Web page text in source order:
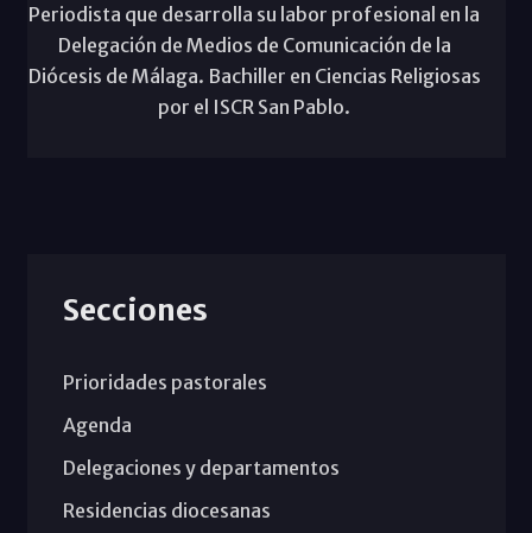
Periodista que desarrolla su labor profesional en la
Delegación de Medios de Comunicación de la
Diócesis de Málaga. Bachiller en Ciencias Religiosas
por el ISCR San Pablo.
Secciones
Prioridades pastorales
Agenda
Delegaciones y departamentos
Residencias diocesanas